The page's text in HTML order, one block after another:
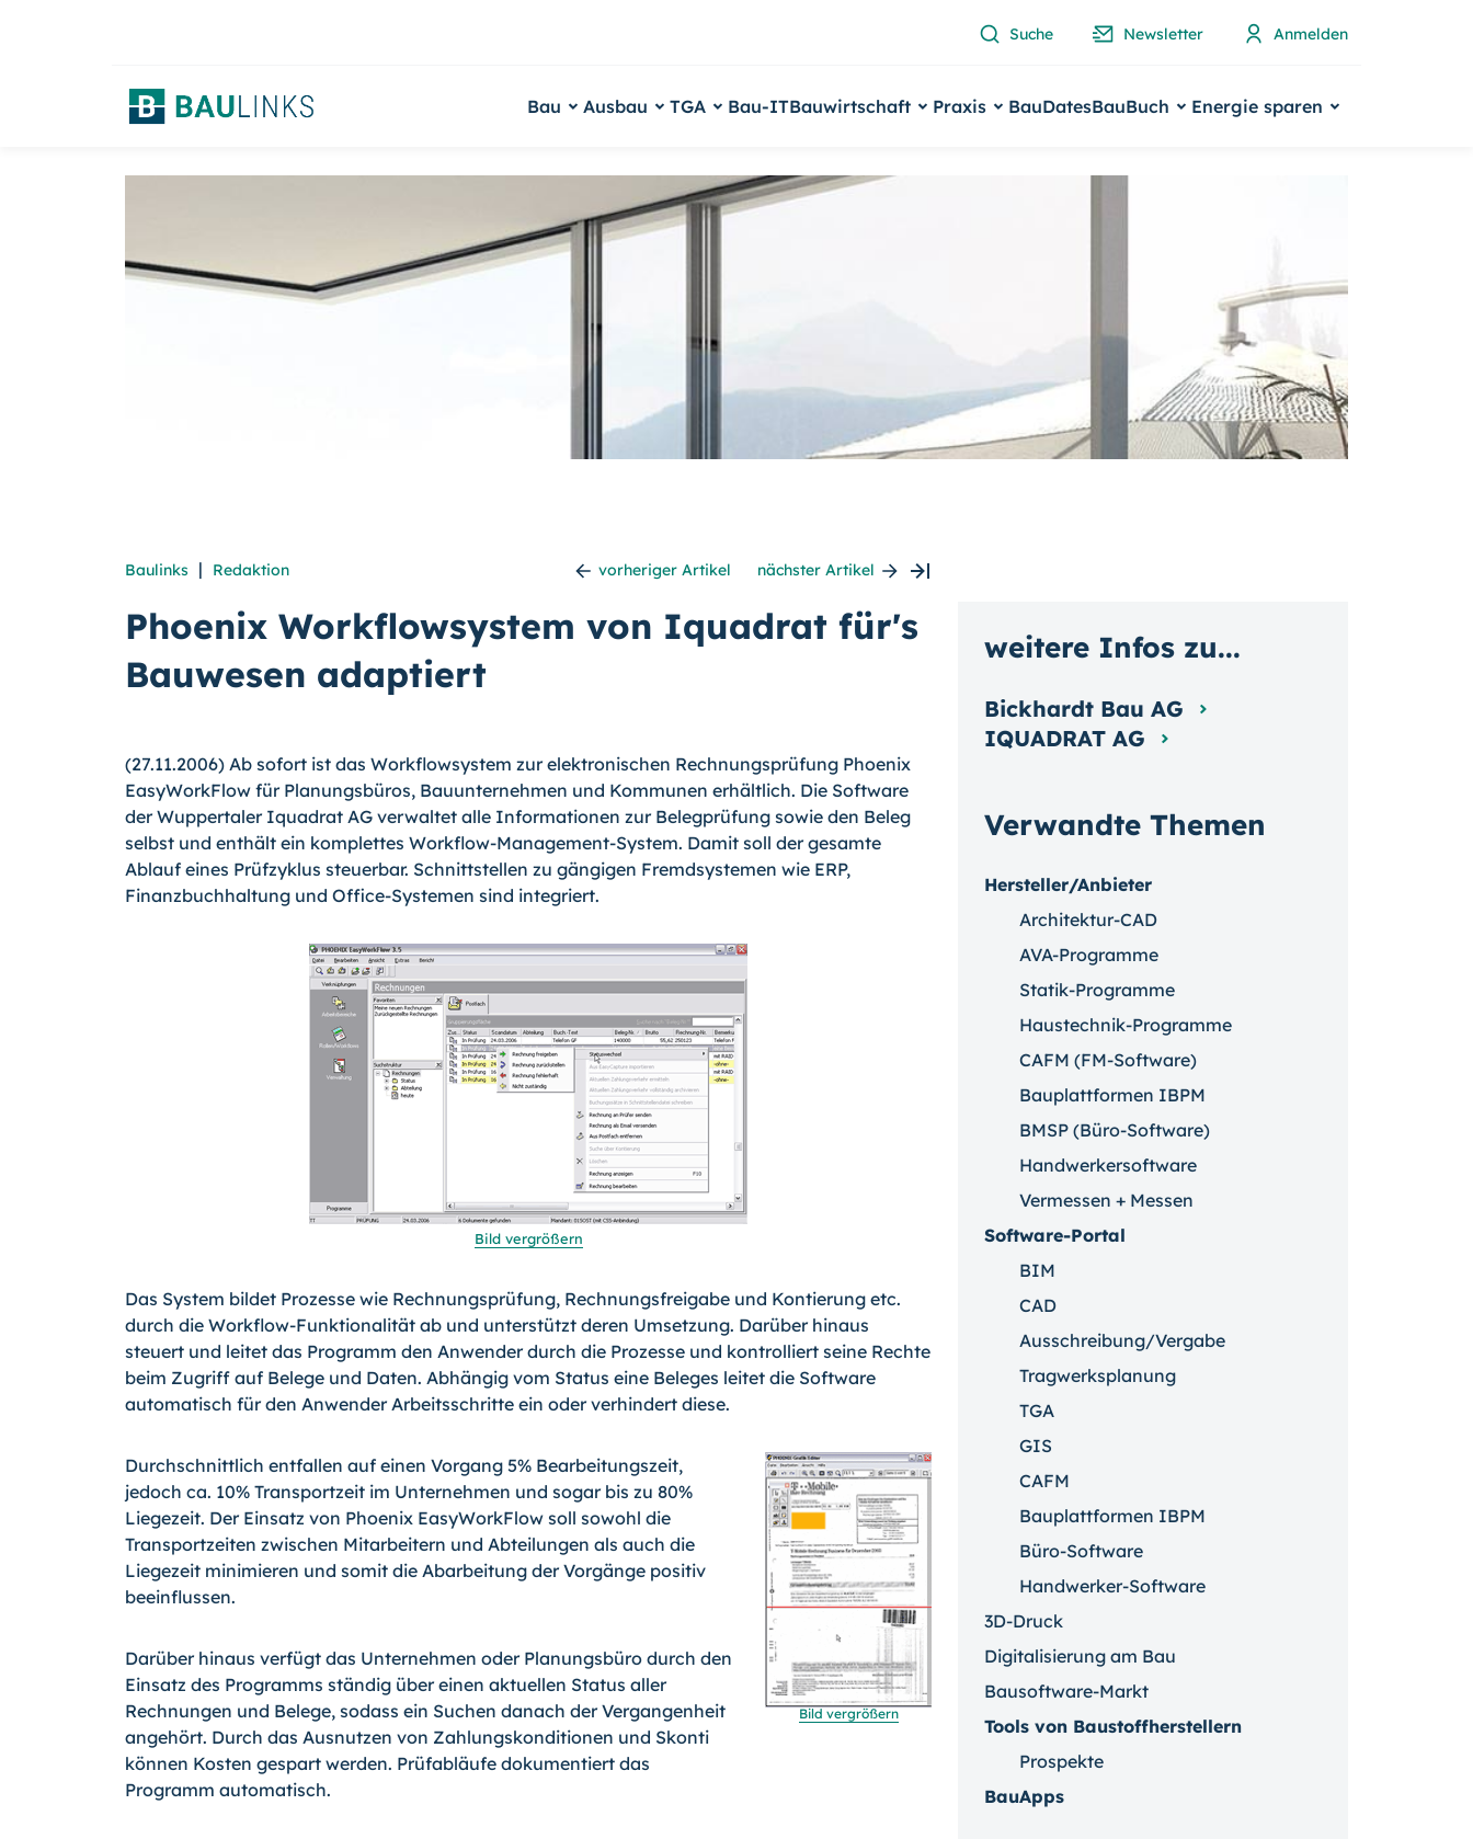
Suche Newsletter Anmelden
Bau Ausbau TGA Bau-ITBauwirtschaft Praxis BauDatesBauBuch Energie sparen
Baulinks | Redaktion vorheriger Artikel nächster Artikel
Phoenix Workflowsystem von Iquadrat für's
Bauwesen adaptiert
(27.11.2006) Ab sofort ist das Workflowsystem zur elektronischen Rechnungsprüfung Phoenix
EasyWorkFlow für Planungsbüros, Bauunternehmen und Kommunen erhältlich. Die Software
der Wuppertaler Iquadrat AG verwaltet alle Informationen zur Belegprüfung sowie den Beleg
selbst und enthält ein komplettes Workflow-Management-System. Damit soll der gesamte
Ablauf eines Prüfzyklus steuerbar. Schnittstellen zu gängigen Fremdsystemen wie ERP,
Finanzbuchhaltung und Office-Systemen sind integriert.
Bild vergrößern
Das System bildet Prozesse wie Rechnungsprüfung, Rechnungsfreigabe und Kontierung etc.
durch die Workflow-Funktionalität ab und unterstützt deren Umsetzung. Darüber hinaus
steuert und leitet das Programm den Anwender durch die Prozesse und kontrolliert seine Rechte
beim Zugriff auf Belege und Daten. Abhängig vom Status eine Beleges leitet die Software
automatisch für den Anwender Arbeitsschritte ein oder verhindert diese.
Bild vergrößern
Durchschnittlich entfallen auf einen Vorgang 5% Bearbei­tungs­zeit,
jedoch ca. 10% Transportzeit im Unternehmen und sogar bis zu 80%
Liegezeit. Der Einsatz von Phoenix EasyWorkFlow soll sowohl die
Transportzeiten zwischen Mitarbeitern und Abteilungen als auch die
Liegezeit minimieren und somit die Abarbeitung der Vorgänge positiv
beeinflussen.
Darüber hinaus verfügt das Unternehmen oder Planungsbüro durch den
Einsatz des Programms ständig über einen aktuellen Status aller
Rechnungen und Belege, sodass ein Suchen danach der Vergangenheit
angehört. Durch das Ausnutzen von Zahlungskonditionen und Skonti
können Kosten gespart werden. Prüfabläufe dokumentiert das
Programm automatisch.
Verwandte Themen
Hersteller/Anbieter
Architektur-CAD
AVA-Programme
Statik-Programme
Haustechnik-Programme
CAFM (FM-Software)
Bauplattformen IBPM
BMSP (Büro-Software)
Handwerkersoftware
Vermessen + Messen
Software-Portal
BIM
CAD
Ausschreibung/Vergabe
Tragwerksplanung
TGA
GIS
CAFM
Bauplattformen IBPM
Büro-Software
Handwerker-Software
3D-Druck
Digitalisierung am Bau
Bausoftware-Markt
Tools von Baustoffherstellern
Prospekte
BauApps
weitere Infos zu...
Bickhardt Bau AG
IQUADRAT AG